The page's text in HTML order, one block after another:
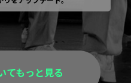
てもっと見る